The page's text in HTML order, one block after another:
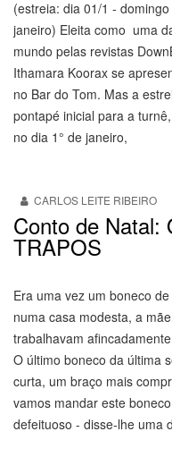
(estreia: dia 01/1 -
janeiro) Eleita como uma
mundo pelas revistas
Ithamara Koorax se
no Bar do Tom. Mas a
pontapé inicial para a
no dia 1° de janeiro,
CARLOS LEITE RIBEIRO
Conto de Natal:
TRAPOS
Era uma vez um boneco
numa casa modesta, a
trabalhavam
O último boneco da última
curta, um braço mais
vamos mandar este
defeituoso - disse-lhe uma